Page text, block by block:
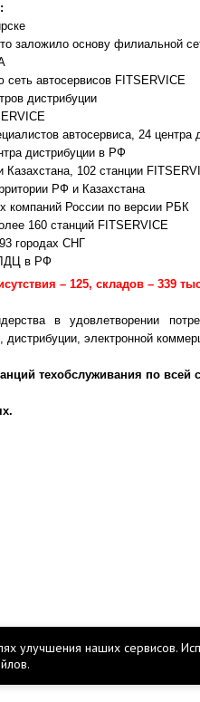
улучшения наших сервисов.
заложило основу филиальной
сеть автосервисов FITSERVICE
дистрибуции
автосервиса, 24 центра
дистрибуции в РФ
102 станции
РФ и Казахстана
компаний России по версии РБК
160 станций FITSERVICE
городах СНГ
ЛДЦ в РФ
– 125, складов – 339
в удовлетворении
электронной
техобслуживания по всей